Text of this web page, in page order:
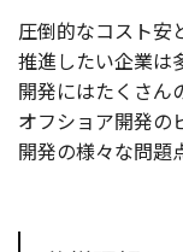
圧倒的なコスト安
推進したい企業は
開発にはたくさん
オフショア開発の
開発の様々な問題